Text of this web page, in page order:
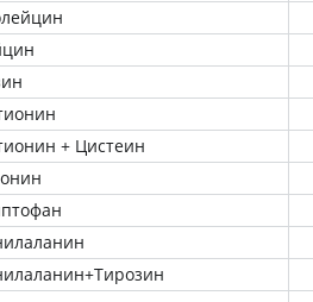
+ Цистеин